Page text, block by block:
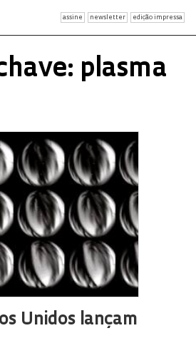
assine newsletter edição impressa
plasma
Unidos lançam